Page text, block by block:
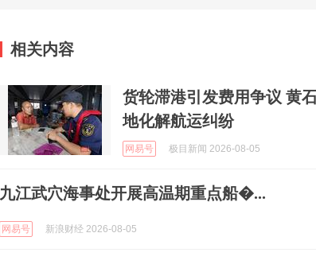
相关内容
货轮滞港引发费用争议 黄
地化解航运纠纷
网易号 极目新闻 2026-08-05
九江武穴海事处开展高温期重点船�...
网易号 新浪财经 2026-08-05